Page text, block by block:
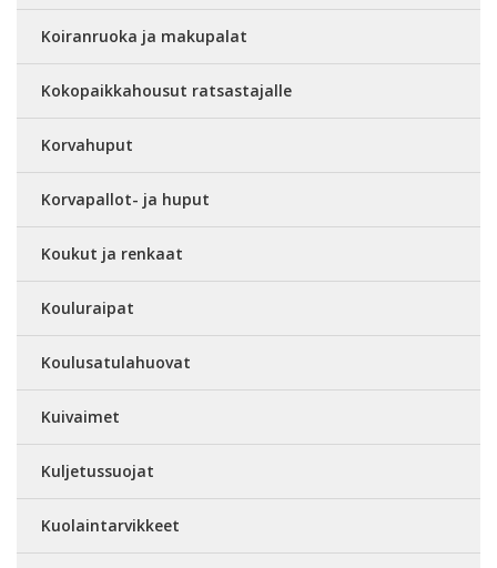
Koiranruoka ja makupalat
Kokopaikkahousut ratsastajalle
Korvahuput
Korvapallot- ja huput
Koukut ja renkaat
Kouluraipat
Koulusatulahuovat
Kuivaimet
Kuljetussuojat
Kuolaintarvikkeet